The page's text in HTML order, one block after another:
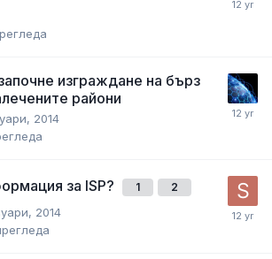
изграждане на бърз
райони
2014
за ISP? 1 2
2014